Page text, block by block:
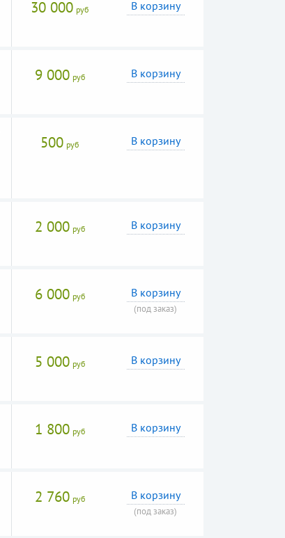
30 000 руб В корзину
9 000 руб В корзину
500 руб В корзину
2 000 руб В корзину
6 000 руб В корзину
(под заказ)
5 000 руб В корзину
1 800 руб В корзину
2 760 руб В корзину
(под заказ)